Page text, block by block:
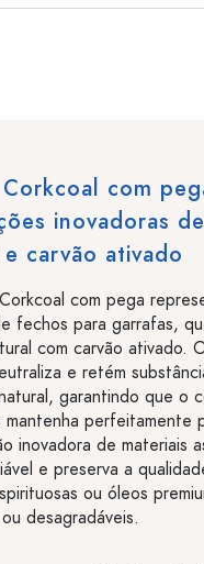
Corkcoal com
inovadoras
carvão ativado
com pega
fechos para garrafas,
com carvão ativado.
e retém
garantindo que o
mantenha perfeitamente
inovadora de materiais
e preserva a
ou óleos
desagradáveis.